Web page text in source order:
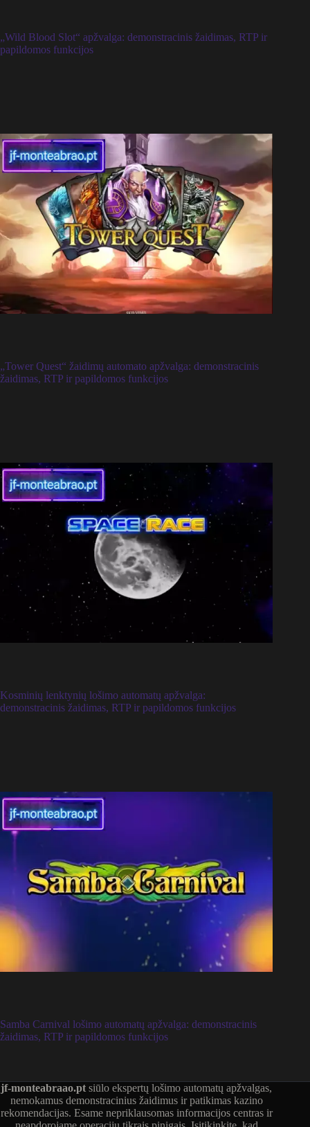
„Wild Blood Slot“ apžvalga: demonstracinis žaidimas, RTP ir
papildomos funkcijos
„Tower Quest“ žaidimų automato apžvalga: demonstracinis
žaidimas, RTP ir papildomos funkcijos
Kosminių lenktynių lošimo automatų apžvalga:
demonstracinis žaidimas, RTP ir papildomos funkcijos
Samba Carnival lošimo automatų apžvalga: demonstracinis
žaidimas, RTP ir papildomos funkcijos
jf-monteabraao.pt siūlo ekspertų lošimo automatų apžvalgas,
nemokamus demonstracinius žaidimus ir patikimas kazino
rekomendacijas. Esame nepriklausomas informacijos centras ir